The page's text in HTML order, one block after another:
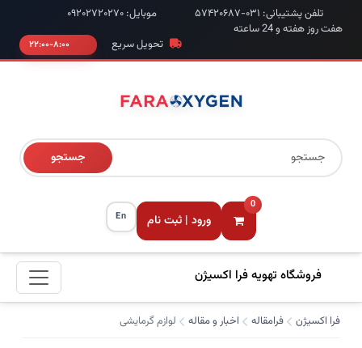
تلفن پشتیبانی: ۰۳۱-۵۷۴۲۰۶۸۷
موبایل: ۰۹۲۰۲۷۲۰۲۷۰
هفت روز هفته و 24 ساعته
تحویل سریع
جستجو
0
ورود | ثبت نام En
فروشگاه تهویه فرا اکسیژن
فرا اکسیژن فرامقاله اخبار و مقاله لوازم گرمایشی